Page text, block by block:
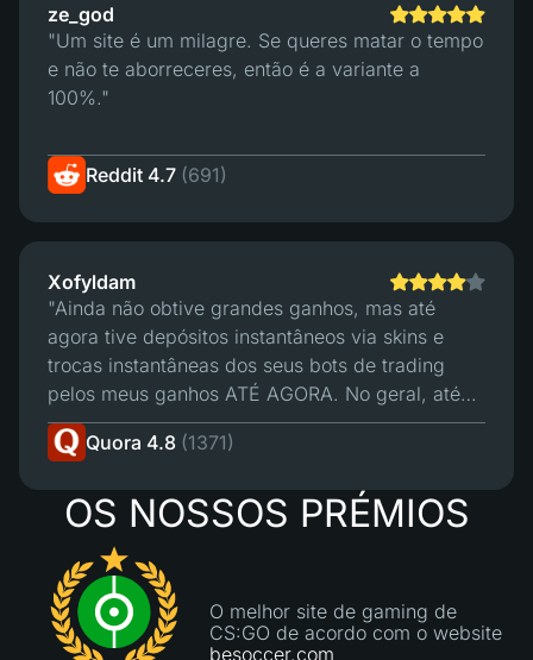
ze_god
"Um site é um milagre. Se queres matar o tempo
e não te aborreceres, então é a variante a
100%."
Reddit 4.7 (691)
Xofyldam
"Ainda não obtive grandes ganhos, mas até
agora tive depósitos instantâneos via skins e
trocas instantâneas dos seus bots de trading
pelos meus ganhos ATÉ AGORA. No geral, até
agora tudo bem. Suponho que a minha única
"queixa" seja que gostaria que os seus bots de
depósito. 4/5 - Espero que o site se mantenha
Quora 4.8 (1371)
OS NOSSOS PRÉMIOS
O melhor site de gaming de
CS:GO de acordo com o website
besoccer.com